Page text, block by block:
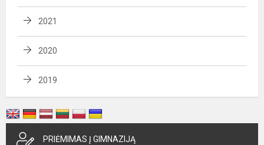
2021
2020
2019
PRIĖMIMAS Į GIMNAZIJĄ